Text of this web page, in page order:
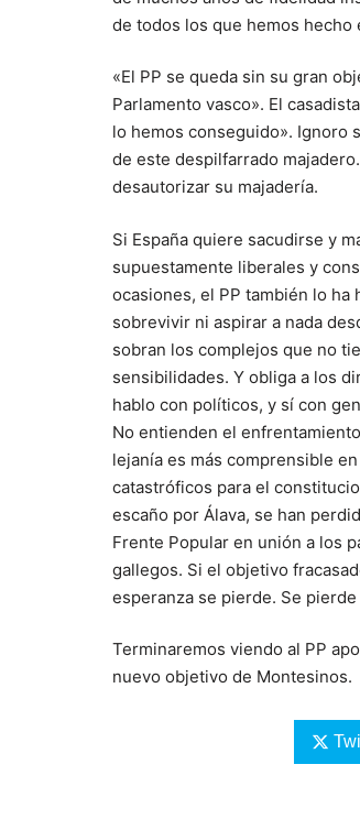
de todos los que hemos hecho
«El PP se queda sin su gran
Parlamento vasco». El
lo hemos conseguido». Ignoro
de este despilfarrado
desautorizar su majadería.
Si España quiere sacudirse y
supuestamente liberales y
ocasiones, el PP también lo
sobrevivir ni aspirar a nada
sobran los complejos que no
sensibilidades. Y obliga a los
hablo con políticos, y sí con
No entienden el
lejanía es más comprensible
catastróficos para el
escaño por Álava, se han
Frente Popular en unión a los
gallegos. Si el objetivo
esperanza se pierde. Se
Terminaremos viendo al PP
nuevo objetivo de Montesinos.